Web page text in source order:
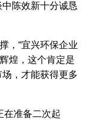
陈效新十分诚恳
，“宜兴环保企业
煌，这个肯定是
，才能获得更多
在准备二次起